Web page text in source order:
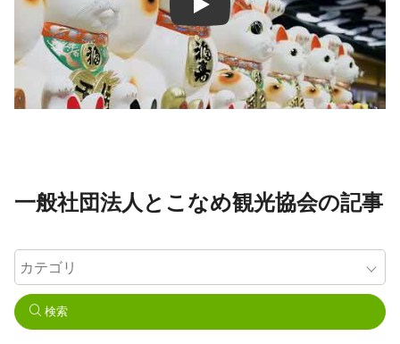
一般社団法人とこなめ観光協会の記事
検索